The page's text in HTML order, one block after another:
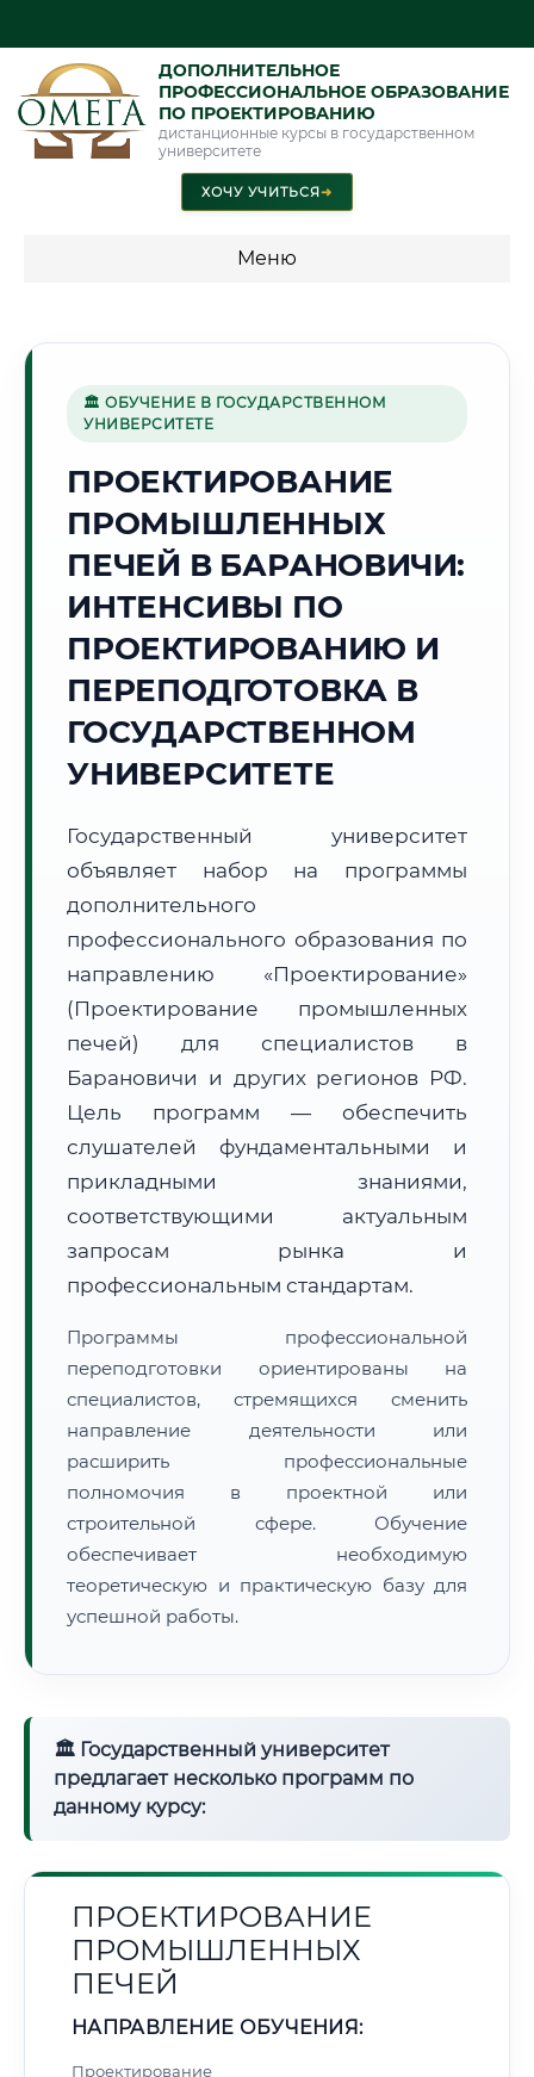
ДОПОЛНИТЕЛЬНОЕ
ПРОФЕССИОНАЛЬНОЕ ОБРАЗОВАНИЕ
ПО ПРОЕКТИРОВАНИЮ
дистанционные курсы в государственном
университете
ХОЧУ УЧИТЬСЯ➜
Меню
🚂
Г. БАРАНОВИЧИ
20:25:41
2026 г.
Погода в г. Барановичи:☀️ +33°C,Ясно
🌅 Восход: 05:41 🌇 Закат:21:02
Субъект:
Республика Беларусь
Часовой пояс:
Формат учебы:
Дистанционно
🗺️ Зона обслуживания: г. Барановичи
• Маршрут транзита:
📜 Документы и аккредитация ФИС ФРДО
🔍Нажмите на документ для увеличения и просмотра
🏛 ОБУЧЕНИЕ В ГОСУДАРСТВЕННОМ
УНИВЕРСИТЕТЕ
ПРОЕКТИРОВАНИЕ
ПРОМЫШЛЕННЫХ
ПЕЧЕЙ В БАРАНОВИЧИ:
ИНТЕНСИВЫ ПО
ПРОЕКТИРОВАНИЮ И
ПЕРЕПОДГОТОВКА В
ГОСУДАРСТВЕННОМ
УНИВЕРСИТЕТЕ
Государственный университет
объявляет набор на программы
дополнительного
профессионального образования по
направлению «Проектирование»
(Проектирование промышленных
печей) для специалистов в
Барановичи и других регионов РФ.
Цель программ — обеспечить
слушателей фундаментальными и
прикладными знаниями,
соответствующими актуальным
запросам рынка и
профессиональным стандартам.
Программы профессиональной
переподготовки ориентированы на
специалистов, стремящихся сменить
направление деятельности или
расширить профессиональные
полномочия в проектной или
строительной сфере. Обучение
обеспечивает необходимую
теоретическую и практическую базу для
успешной работы.
🏛 Государственный университет
предлагает несколько программ по
данному курсу:
ПРОЕКТИРОВАНИЕ
ПРОМЫШЛЕННЫХ
ПЕЧЕЙ
НАПРАВЛЕНИЕ ОБУЧЕНИЯ:
Проектирование